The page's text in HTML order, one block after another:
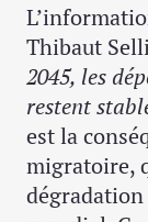
Thibaut
2045, les
restent
est la
migratoire,